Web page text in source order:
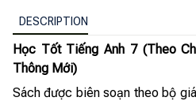
DESCRIPTION
Học Tốt Tiếng Anh 7 (Theo
Thông Mới)
Sách được biên soạn theo bộ